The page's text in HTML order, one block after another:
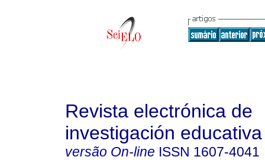
Revista electrónica de
investigación educativa
versão On-line ISSN 1607-4041